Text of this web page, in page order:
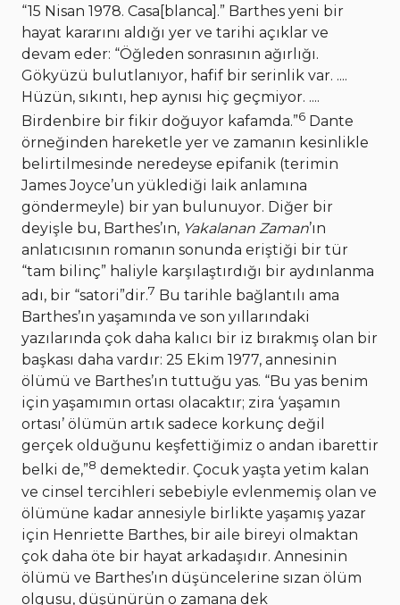
“15 Nisan 1978. Casa[blanca].” Barthes yeni bir
hayat kararını aldığı yer ve tarihi açıklar ve
devam eder: “Öğleden sonrasının ağırlığı.
Gökyüzü bulutlanıyor, hafif bir serinlik var. ....
Hüzün, sıkıntı, hep aynısı hiç geçmiyor. ....
Birdenbire bir fikir doğuyor kafamda.”6 Dante
örneğinden hareketle yer ve zamanın kesinlikle
belirtilmesinde neredeyse epifanik (terimin
James Joyce’un yüklediği laik anlamına
göndermeyle) bir yan bulunuyor. Diğer bir
deyişle bu, Barthes’ın, Yakalanan Zaman’ın
anlatıcısının romanın sonunda eriştiği bir tür
“tam bilinç” haliyle karşılaştırdığı bir aydınlanma
adı, bir “satori”dir.7 Bu tarihle bağlantılı ama
Barthes’ın yaşamında ve son yıllarındaki
yazılarında çok daha kalıcı bir iz bırakmış olan bir
başkası daha vardır: 25 Ekim 1977, annesinin
ölümü ve Barthes’ın tuttuğu yas. “Bu yas benim
için yaşamımın ortası olacaktır; zira ‘yaşamın
ortası’ ölümün artık sadece korkunç değil
gerçek olduğunu keşfettiğimiz o andan ibarettir
belki de,”8 demektedir. Çocuk yaşta yetim kalan
ve cinsel tercihleri sebebiyle evlenmemiş olan ve
ölümüne kadar annesiyle birlikte yaşamış yazar
için Henriette Barthes, bir aile bireyi olmaktan
çok daha öte bir hayat arkadaşıdır. Annesinin
ölümü ve Barthes’ın düşüncelerine sızan ölüm
olgusu, düşünürün o zamana dek